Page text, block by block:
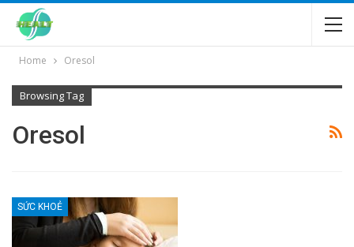
Home Oresol
Browsing Tag
Oresol
SỨC KHOẺ